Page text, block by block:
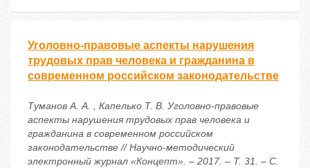
Уголовно-правовые аспекты нарушения
трудовых прав человека и гражданина в
современном российском законодательстве
Туманов А. А. , Капелько Т. В. Уголовно-правовые
аспекты нарушения трудовых прав человека и
гражданина в современном российском
законодательстве // Научно-методический
электронный журнал «Концепт». – 2017. – Т. 31. – С.